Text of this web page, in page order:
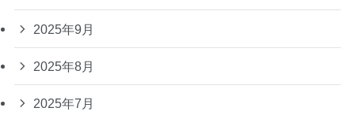
2025年9月
2025年8月
2025年7月